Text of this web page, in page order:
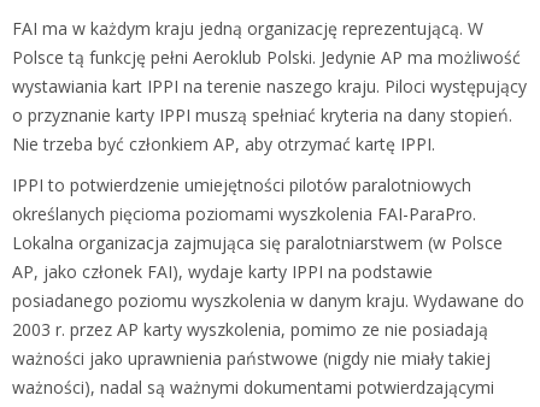
FAI ma w każdym kraju jedną organizację reprezentującą. W
Polsce tą funkcję pełni Aeroklub Polski. Jedynie AP ma możliwość
wystawiania kart IPPI na terenie naszego kraju. Piloci występujący
o przyznanie karty IPPI muszą spełniać kryteria na dany stopień.
Nie trzeba być członkiem AP, aby otrzymać kartę IPPI.
IPPI to potwierdzenie umiejętności pilotów paralotniowych
określanych pięcioma poziomami wyszkolenia FAI-ParaPro.
Lokalna organizacja zajmująca się paralotniarstwem (w Polsce
AP, jako członek FAI), wydaje karty IPPI na podstawie
posiadanego poziomu wyszkolenia w danym kraju. Wydawane do
2003 r. przez AP karty wyszkolenia, pomimo ze nie posiadają
ważności jako uprawnienia państwowe (nigdy nie miały takiej
ważności), nadal są ważnymi dokumentami potwierdzającymi